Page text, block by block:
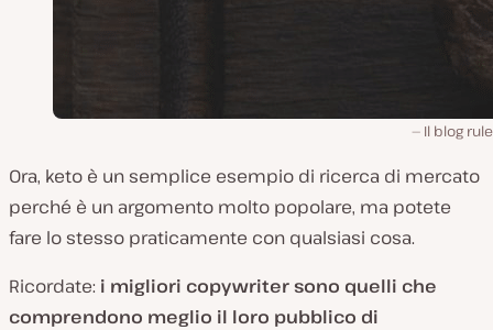
Il blog
Ora, keto è un semplice esempio di ricerca di mercato
perché è un argomento molto popolare, ma potete
fare lo stesso praticamente con qualsiasi cosa.
Ricordate: i migliori copywriter sono quelli che
comprendono meglio il loro pubblico di